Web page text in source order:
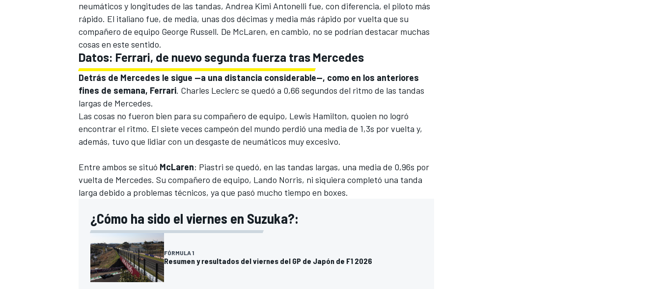
neumáticos y longitudes de las tandas, Andrea Kimi Antonelli fue, con diferencia, el piloto más
rápido. El italiano fue, de media, unas dos décimas y media más rápido por vuelta que su
compañero de equipo George Russell. De McLaren, en cambio, no se podrían destacar muchas
cosas en este sentido.
Datos: Ferrari, de nuevo segunda fuerza tras Mercedes
Detrás de Mercedes le sigue —a una distancia considerable—, como en los anteriores
fines de semana, Ferrari. Charles Leclerc se quedó a 0,66 segundos del ritmo de las tandas
largas de Mercedes.
Las cosas no fueron bien para su compañero de equipo, Lewis Hamilton, quoien no logró
encontrar el ritmo. El siete veces campeón del mundo perdió una media de 1,3s por vuelta y,
además, tuvo que lidiar con un desgaste de neumáticos muy excesivo.
Entre ambos se situó McLaren: Piastri se quedó, en las tandas largas, una media de 0,96s por
vuelta de Mercedes. Su compañero de equipo, Lando Norris, ni siquiera completó una tanda
larga debido a problemas técnicos, ya que pasó mucho tiempo en boxes.
¿Cómo ha sido el viernes en Suzuka?:
FÓRMULA 1
Resumen y resultados del viernes del GP de Japón de F1 2026